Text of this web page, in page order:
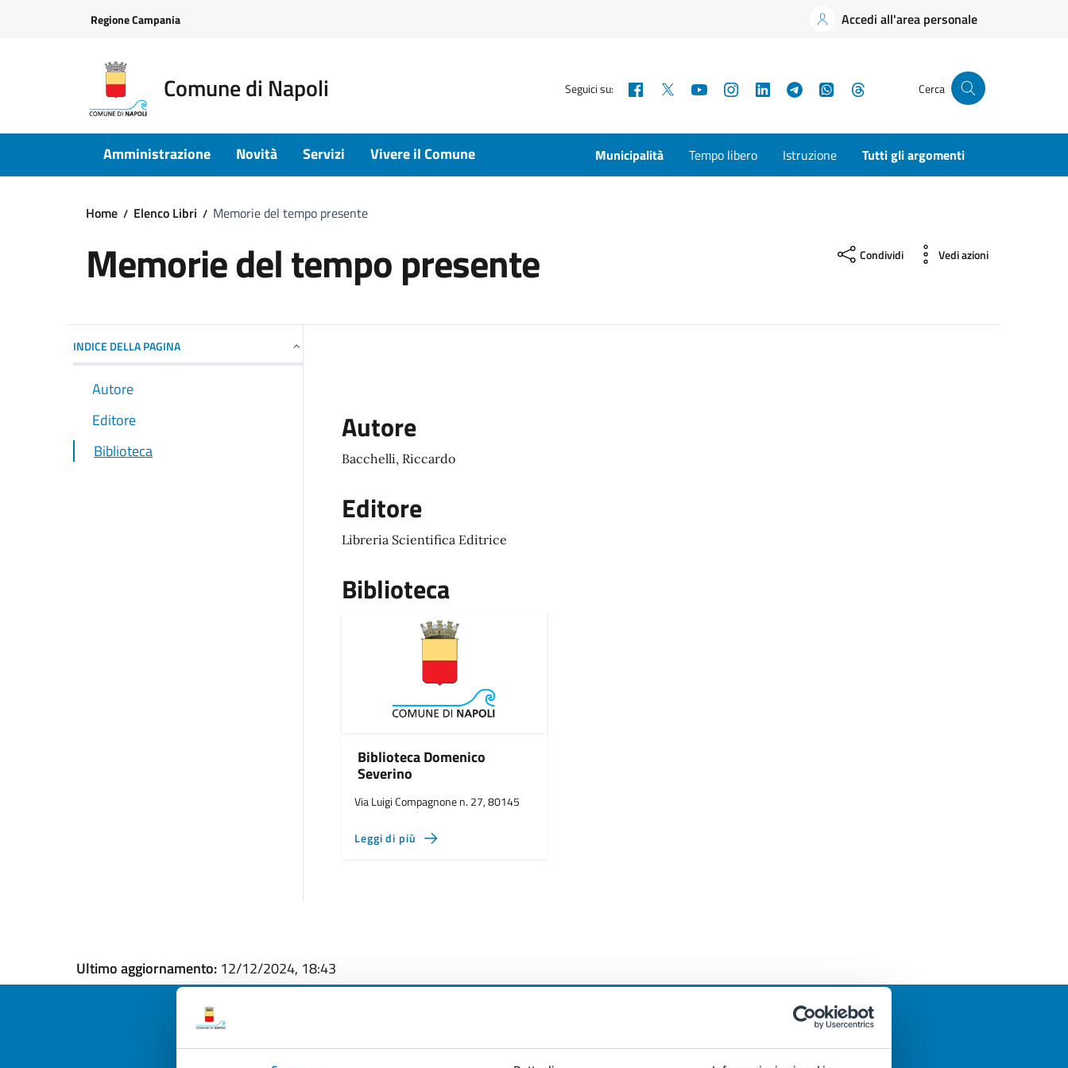
Regione Campania Accedi all'area personale
Comune di Napoli Seguici su: Facebook YouTubeInstagramLinkedInTelegramWhatsApp Cerca
Amministrazione Novità Servizi Vivere il Comune Municipalità Tempo libero Istruzione Tutti gli argomenti
Home Elenco Libri Memorie del tempo presente
Memorie del tempo presente Condividi Vedi azioni
INDICE DELLA PAGINA
Autore
Editore
Biblioteca
Autore
Bacchelli, Riccardo
Editore
Libreria Scientifica Editrice
Biblioteca
Biblioteca Domenico
Severino
Via Luigi Compagnone n. 27, 80145
Leggi di più
Ultimo aggiornamento: 12/12/2024, 18:43